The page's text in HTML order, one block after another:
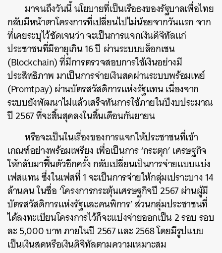
มาจนถึงวันนี้ นโยบายที่เป็นเรือธงของรัฐบาลเพื่อไทย
กลับมีหน้าตาโครงการที่เปลี่ยนไปไม่น้อยจากวันแรก จาก
ที่เคยระบุไว้ชัดเจนว่า จะเป็นการแจกเงินดิจิทัลแก่
ประชาชนที่มีอายุเกิน 16 ปี ผ่านระบบบล็อกเชน
(Blockchain) ที่มีการตรวจสอบการใช้เงินอย่างมี
ประสิทธิภาพ มาเป็นการจ่ายเงินสดผ่านระบบพร้อมเพย์
(Promtpay) ผ่านบัตรสวัสดิการแห่งรัฐแทน เนื่องจาก
ระบบยังพัฒนาไม่แล้วเสร็จทันการใช้ภายในปีงบประมาณ
ปี 2567 ที่จะสิ้นสุดลงในสิ้นเดือนกันยายน
หรือจะเป็นในเรื่องของการแจกให้ประชาชนที่เข้า
เกณฑ์อย่างพร้อมเพรียง เพื่อเป็นการ ‘กระตุก’ เศรษฐกิจ
ให้กลับมาฟื้นตัวอีกครั้ง กลับเปลี่ยนเป็นการจ่ายแบบแบ่ง
เฟสแทน ซึ่งในเฟสที่ 1 จะเป็นการจ่ายให้กลุ่มเปราะบาง 14
ล้านคน ในชื่อ ‘โครงการกระตุ้นเศรษฐกิจปี 2567 ผ่านผู้มี
บัตรสวัสดิการแห่งรัฐและคนพิการ’ ส่วนกลุ่มประชาชนที่
ได้ลงทะเบียนโครงการไว้ก็จะแบ่งจ่ายออกเป็น 2 รอบ รอบ
ละ 5,000 บาท ภายในปี 2567 และ 2568 โดยมีรูปแบบ
เป็นเงินสดหรือเงินดิจิทัลตามความเหมาะสม